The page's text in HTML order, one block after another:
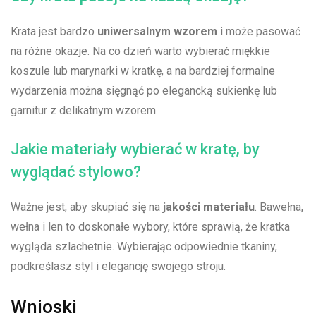
Krata jest bardzo uniwersalnym wzorem i może pasować
na różne okazje. Na ⁤co dzień warto wybierać miękkie
koszule lub marynarki w kratkę, a⁣ na bardziej formalne
wydarzenia można sięgnąć po elegancką sukienkę lub
garnitur z ‌delikatnym wzorem.
Jakie materiały wybierać w kratę, ​by
wyglądać stylowo?
Ważne jest, aby skupiać⁢ się ‌na jakości materiału. Bawełna,
wełna i len to doskonałe wybory, które sprawią, że kratka
wygląda szlachetnie. Wybierając odpowiednie tkaniny,
podkreślasz styl i elegancję swojego stroju.
Wnioski